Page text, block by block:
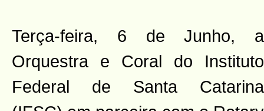
Terça-feira, 6 de Junho, a
Orquestra e Coral do Instituto
Federal de Santa Catarina